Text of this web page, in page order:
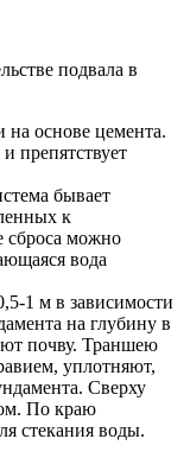
подвала в
основе цемента.
препятствует
бывает
к
сброса можно
вода
1 м в зависимости
на глубину в
почву. Траншею
уплотняют,
Сверху
По краю
стекания воды.